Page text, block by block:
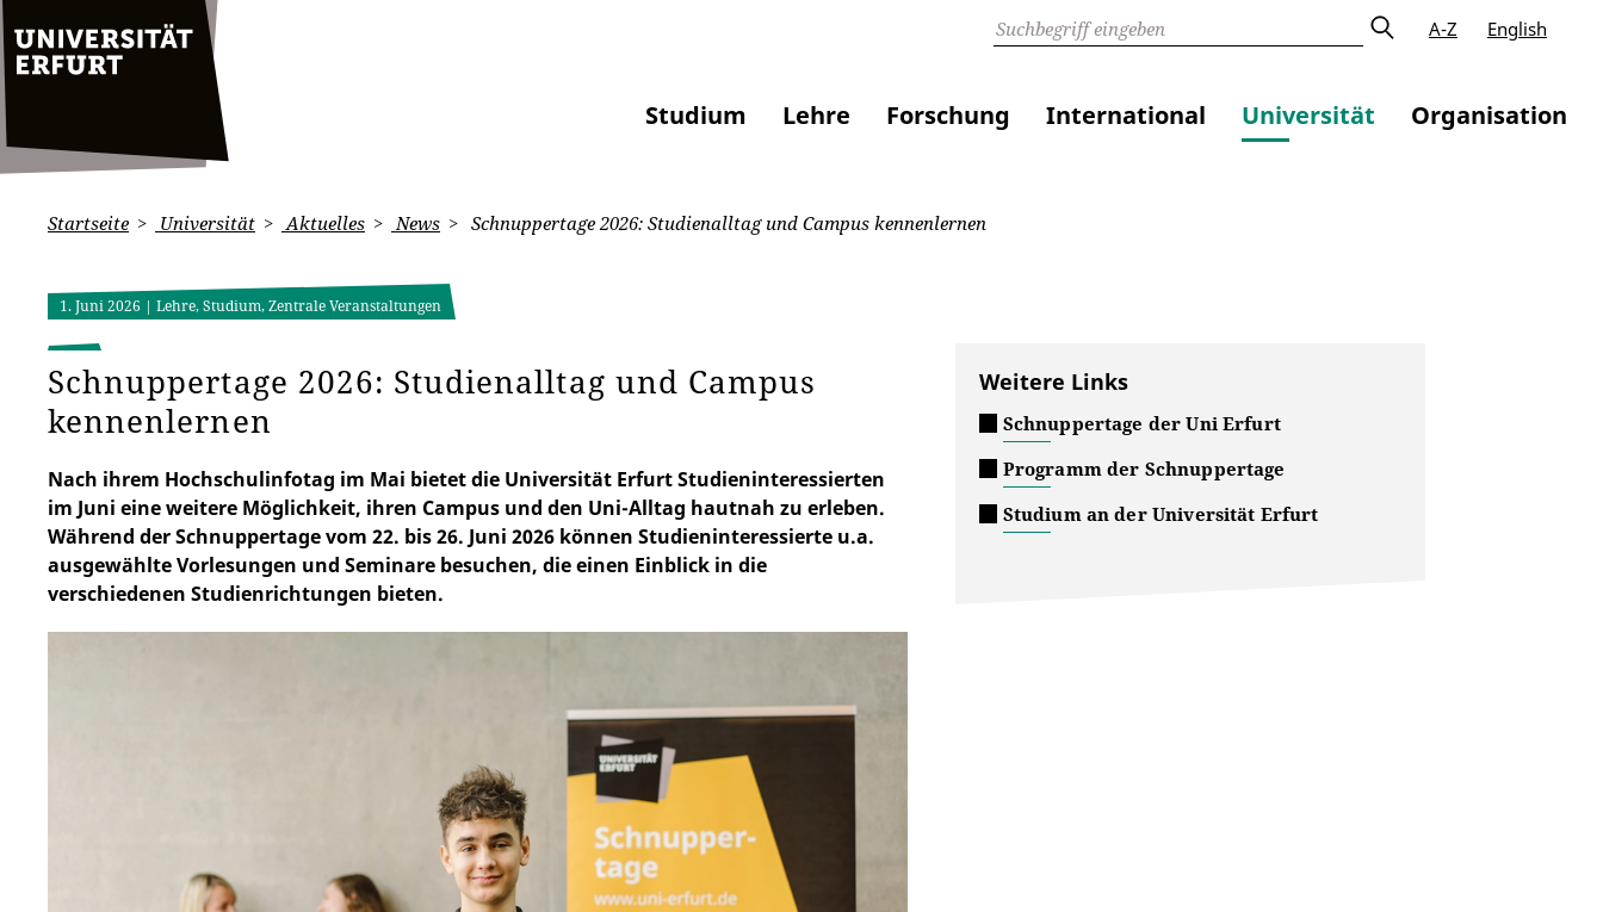
A-Z English
Studium Lehre Forschung International Universität Organisation
Startseite Universität Aktuelles News Schnuppertage 2026: Studienalltag und Campus kennenlernen
1. Juni 2026 | Lehre, Studium, Zentrale Veranstaltungen
Schnuppertage 2026: Studienalltag und Campus
kennenlernen
Nach ihrem Hochschulinfotag im Mai bietet die Universität Erfurt Studieninteressierten
im Juni eine weitere Möglichkeit, ihren Campus und den Uni-Alltag hautnah zu erleben.
Während der Schnuppertage vom 22. bis 26. Juni 2026 können Studieninteressierte u.a.
ausgewählte Vorlesungen und Seminare besuchen, die einen Einblick in die
verschiedenen Studienrichtungen bieten.
Weitere Links
Schnuppertage der Uni Erfurt
Programm der Schnuppertage
Studium an der Universität Erfurt